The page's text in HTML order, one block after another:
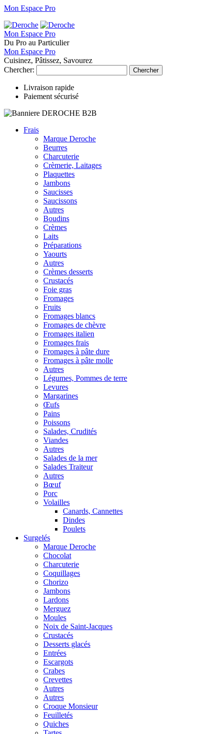
Mon Espace Pro
Mon Espace Pro
Du Pro au Particulier
Mon Espace Pro
Cuisinez, Pâtissez, Savourez
Chercher:
Chercher
Livraison rapide
Paiement sécurisé
Frais
Marque Deroche
Beurres
Charcuterie
Crèmerie, Laitages
Plaquettes
Jambons
Saucisses
Saucissons
Autres
Boudins
Crèmes
Laits
Préparations
Yaourts
Autres
Crèmes desserts
Crustacés
Foie gras
Fromages
Fruits
Fromages blancs
Fromages de chèvre
Fromages italien
Fromages frais
Fromages à pâte dure
Fromages à pâte molle
Autres
Légumes, Pommes de terre
Levures
Margarines
Œufs
Pains
Poissons
Salades, Crudités
Viandes
Autres
Salades de la mer
Salades Traiteur
Autres
Bœuf
Porc
Volailles
Canards, Cannettes
Dindes
Poulets
Surgelés
Marque Deroche
Chocolat
Charcuterie
Coquillages
Chorizo
Jambons
Lardons
Merguez
Moules
Noix de Saint-Jacques
Crustacés
Desserts glacés
Entrées
Escargots
Crabes
Crevettes
Autres
Autres
Croque Monsieur
Feuilletés
Quiches